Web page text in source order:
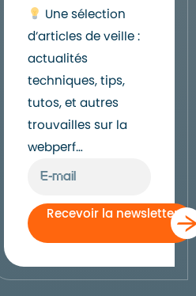
Une sélection
d’articles de veille :
actualités
techniques, tips,
tutos, et autres
trouvailles sur la
webperf…
Recevoir la newsletter